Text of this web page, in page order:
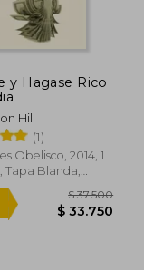
$
y Hagase Rico
Hill
(1)
Obelisco, 2014, 1
Tapa Blanda,